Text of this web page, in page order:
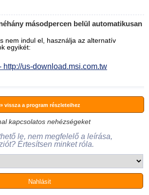
másodpercen belül automatikusan
nem indul el, használja az alternatív
egyikét:
http://us-download.msi.com.tw
» vissza a program részleteihez
kapcsolatos nehézségeket
le, nem megfelelő a leírása,
Értesítsen minket róla.